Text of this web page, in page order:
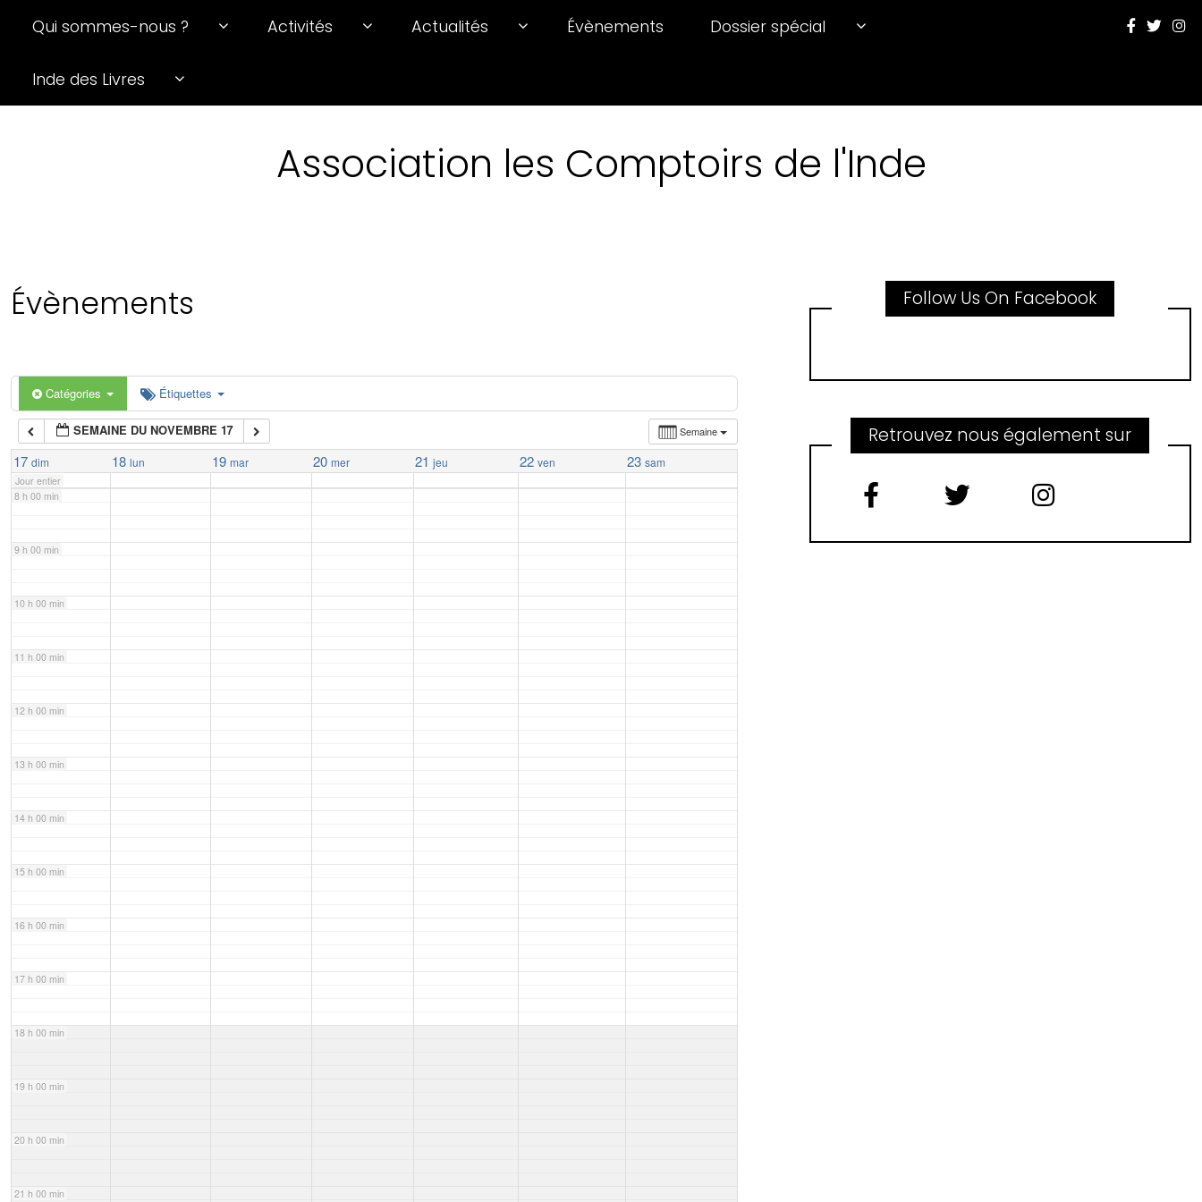
Qui sommes-nous ? Activités Actualités Évènements Dossier spécial
Inde des Livres
Association les Comptoirs de l'Inde
Évènements
Catégories Étiquettes
Semaine
SEMAINE DU NOVEMBRE 17
17 dim 18 lun 19 mar 20 mer 21 jeu 22 ven 23 sam
Jour entier
6 h 00 min
7 h 00 min
8 h 00 min
9 h 00 min
10 h 00 min
11 h 00 min
12 h 00 min
13 h 00 min
14 h 00 min
15 h 00 min
16 h 00 min
17 h 00 min
18 h 00 min
19 h 00 min
20 h 00 min
21 h 00 min
Follow Us On Facebook
Retrouvez nous également sur